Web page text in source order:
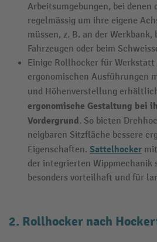
Arbeitsumgebungen, bei denen
regelmässig um ihre eigene
müssen, z. B. an der Werkbank,
Fahrzeugen oder beim
Einige Rollhocker für Werkstatt
ergonomischen Ausführungen
und Höhenverstellung
ergonomische Gestaltung bei
Vordergrund. So bieten
neigbaren Sitzfläche bessere
Eigenschaften. Sattelhocker
der integrierten Wippmechanik
besonders vorteilhaft und für
2. Rollhocker nach